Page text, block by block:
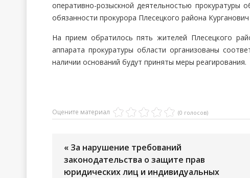
оперативно-розыскной деятельностью прокуратуры
обязанности прокурора Плесецкого района
На прием обратилось пять жителей Плесецкого
аппарата прокуратуры области организованы
наличии оснований будут приняты меры реагирования.
Оцените материал (0 голосов)
« За нарушение требований
законодательства о защите прав
юридических лиц и индивидуальных